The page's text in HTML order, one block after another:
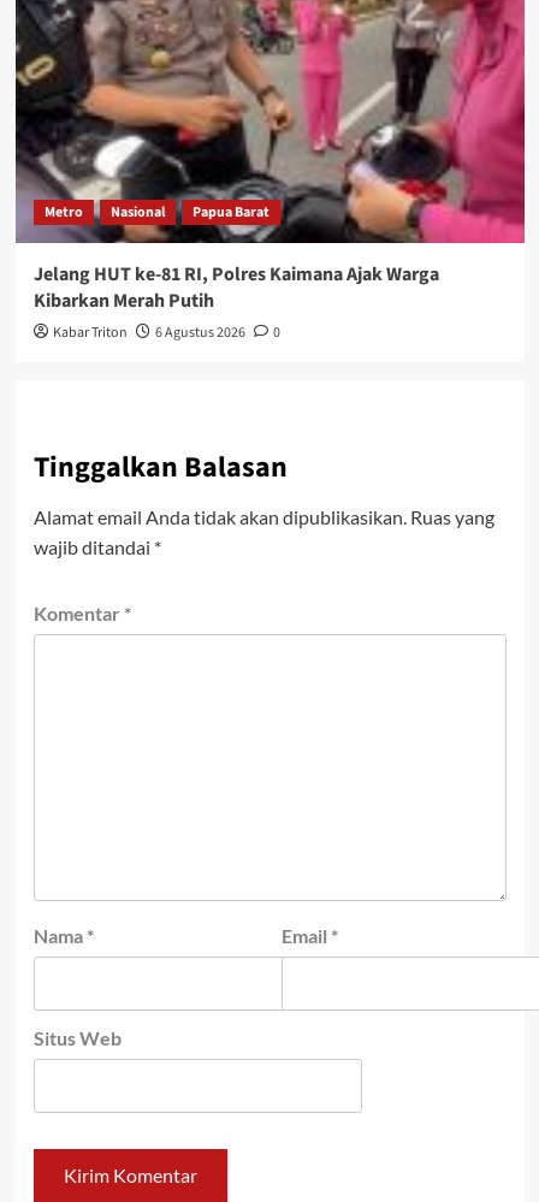
Metro Nasional Papua Barat
Jelang HUT ke-81 RI, Polres Kaimana Ajak Warga
Kibarkan Merah Putih
Kabar Triton 6 Agustus 2026 0
Tinggalkan Balasan
Alamat email Anda tidak akan dipublikasikan. Ruas yang
wajib ditandai *
Komentar *
Nama * Email *
Situs Web